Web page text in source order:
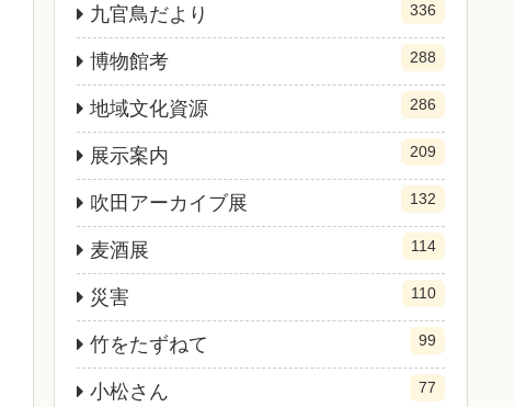
九官鳥だより 336
博物館考 288
地域文化資源 286
展示案内 209
吹田アーカイブ展 132
麦酒展 114
災害 110
竹をたずねて 99
小松さん 77